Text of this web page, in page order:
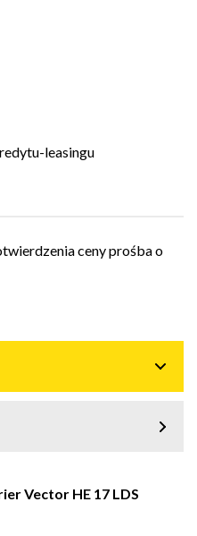
leasingu
ceny prośba o
Vector HE 17 LDS